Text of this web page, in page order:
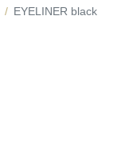
EYELINER black